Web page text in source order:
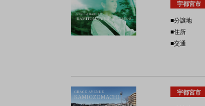
宇都宮市
■分譲地
■住所
■交通
宇都宮市